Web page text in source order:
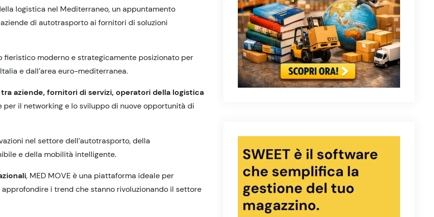
logistica nel Mediterraneo, un appuntamento
di autotrasporto ai fornitori di soluzioni
fieristico moderno e strategicamente posizionato per
e dall’area euro-mediterranea.
aziende, fornitori di servizi, operatori della logistica
per il networking e lo sviluppo di nuove opportunità di
nel settore dell’autotrasporto, della
e della mobilità intelligente.
, MED MOVE è una piattaforma ideale per
i trend che stanno rivoluzionando il settore